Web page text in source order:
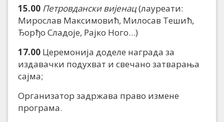
15.00 Петровдански вијенац(лауреати:
Мирослав Максимовић, Милосав Тешић,
Ђорђо Сладоје, Рајко Ного…)
17.00 Церемонија доделе награда за
издавачки подухват и свечано затварања
сајма;
Организатор задржава право измене
програма.